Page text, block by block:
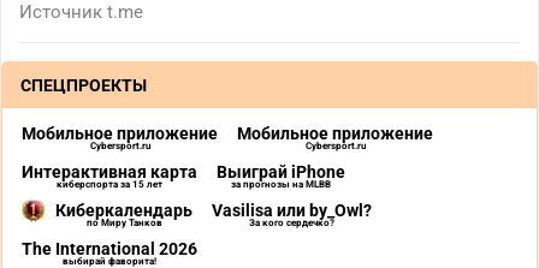
Источник t.me
СПЕЦПРОЕКТЫ
Мобильное приложение
Cybersport.ru
Мобильное приложение
Cybersport.ru
Интерактивная карта
киберспорта за 15 лет
Выиграй iPhone
за прогнозы на MLBB
Киберкалендарь
по Миру Танков
Vasilisa или by_Owl?
За кого сердечко?
The International 2026
выбирай фаворита!